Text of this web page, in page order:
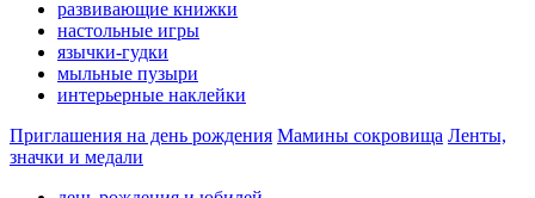
развивающие книжки
настольные игры
язычки-гудки
мыльные пузыри
интерьерные наклейки
Приглашения на день рождения Мамины сокровища Ленты,
значки и медали